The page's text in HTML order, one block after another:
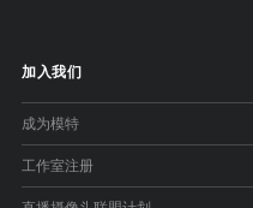
加入我们
成为模特
工作室注册